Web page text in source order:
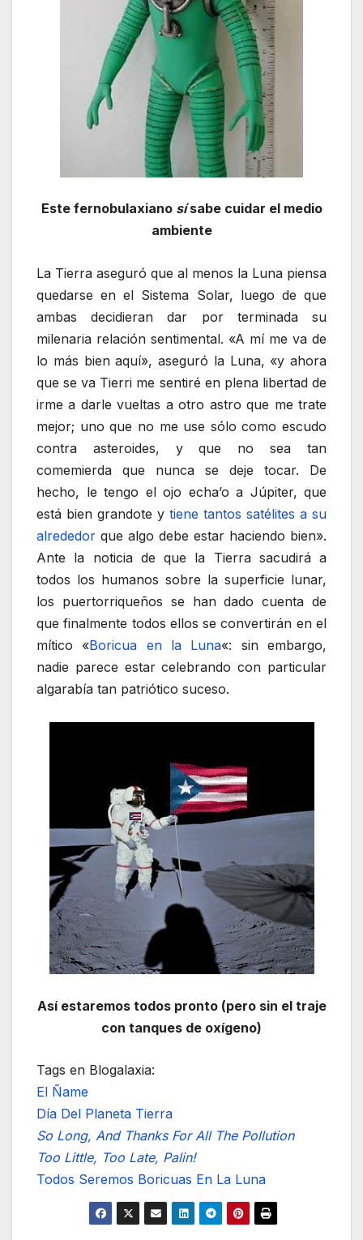
Este fernobulaxiano sísabe cuidar el medio
ambiente
La Tierra aseguró que al menos la Luna piensa
quedarse en el Sistema Solar, luego de que
ambas decidieran dar por terminada su
milenaria relación sentimental. «A mí me va de
lo más bien aquí», aseguró la Luna, «y ahora
que se va Tierri me sentiré en plena libertad de
irme a darle vueltas a otro astro que me trate
mejor; uno que no me use sólo como escudo
contra asteroides, y que no sea tan
comemierda que nunca se deje tocar. De
hecho, le tengo el ojo echa’o a Júpiter, que
está bien grandote y tiene tantos satélites a su
alrededor que algo debe estar haciendo bien».
Ante la noticia de que la Tierra sacudirá a
todos los humanos sobre la superficie lunar,
los puertorriqueños se han dado cuenta de
que finalmente todos ellos se convertirán en el
mítico «Boricua en la Luna«: sin embargo,
nadie parece estar celebrando con particular
algarabía tan patriótico suceso.
Así estaremos todos pronto (pero sin el traje
con tanques de oxígeno)
Tags en Blogalaxia:
El Ñame
Día Del Planeta Tierra
So Long, And Thanks For All The Pollution
Too Little, Too Late, Palin!
Todos Seremos Boricuas En La Luna